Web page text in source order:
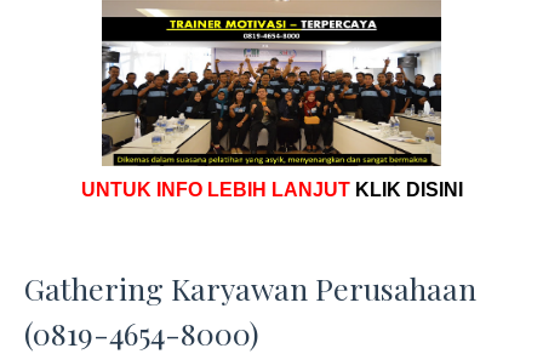
UNTUK INFO LEBIH LANJUT KLIK DISINI
Gathering Karyawan Perusahaan
(0819-4654-8000)